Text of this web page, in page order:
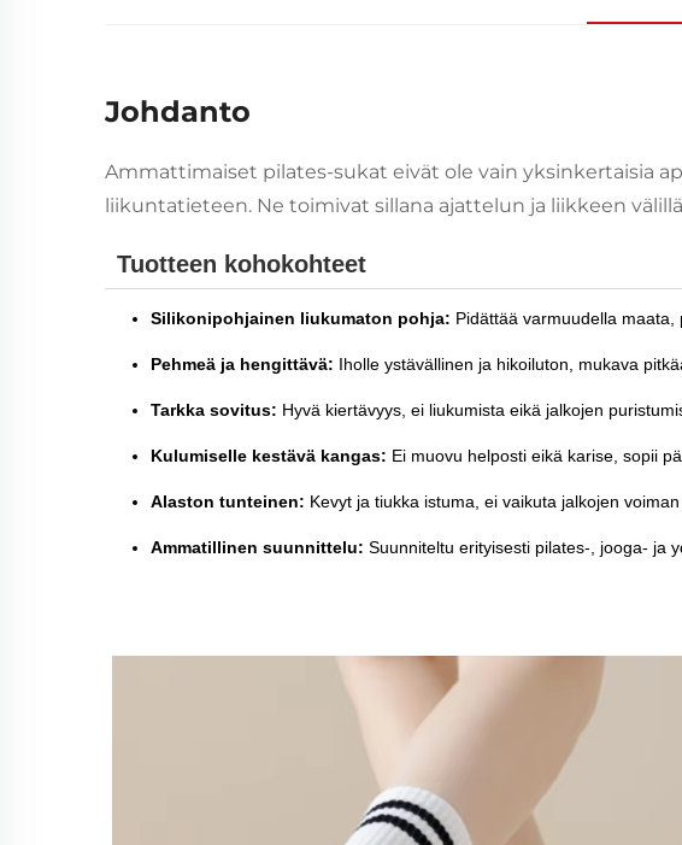
Johdanto
Ammattimaiset pilates-sukat eivät ole vain yksinkertaisia
liikuntatieteen. Ne toimivat sillana ajattelun ja liikkeen
Tuotteen kohokohteet
Silikonipohjainen liukumaton pohja: Pidättää varmuudella maata,
Pehmeä ja hengittävä: Iholle ystävällinen ja hikoiluton, mukava
Tarkka sovitus: Hyvä kiertävyys, ei liukumista eikä jalkojen
Kulumiselle kestävä kangas: Ei muovu helposti eikä karise, sopii
Alaston tunteinen: Kevyt ja tiukka istuma, ei vaikuta jalkojen voiman
Ammatillinen suunnittelu: Suunniteltu erityisesti pilates-, jooga- ja